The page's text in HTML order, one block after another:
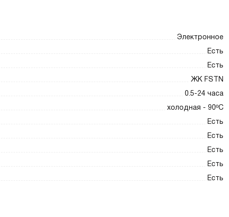
Электронное
Есть
Есть
ЖК FSTN
0.5-24 часа
холодная - 90ºC
Есть
Есть
Есть
Есть
Есть